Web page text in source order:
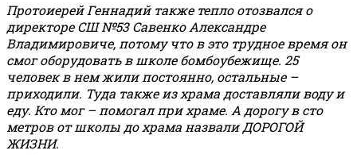
Протоиерей Геннадий также тепло отозвался о
директоре СШ №53 Савенко Александре
Владимировиче, потому что в это трудное время он
смог оборудовать в школе бомбоубежище. 25
человек в нем жили постоянно, остальные –
приходили. Туда также из храма доставляли воду и
еду. Кто мог – помогал при храме. А дорогу в сто
метров от школы до храма назвали ДОРОГОЙ
ЖИЗНИ.